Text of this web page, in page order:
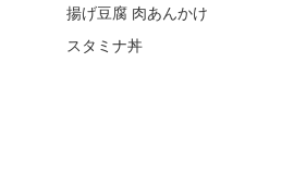
揚げ豆腐 肉あんかけ
スタミナ丼